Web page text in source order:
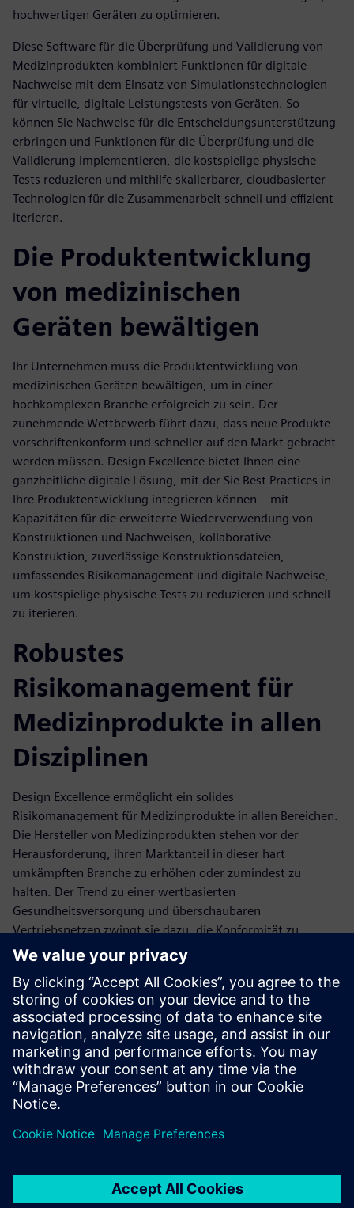
hochwertigen Geräten zu optimieren.
Diese Software für die Überprüfung und Validierung von
Medizinprodukten kombiniert Funktionen für digitale
Nachweise mit dem Einsatz von Simulationstechnologien
für virtuelle, digitale Leistungstests von Geräten. So
können Sie Nachweise für die Entscheidungsunterstützung
erbringen und Funktionen für die Überprüfung und die
Validierung implementieren, die kostspielige physische
Tests reduzieren und mithilfe skalierbarer, cloudbasierter
Technologien für die Zusammenarbeit schnell und effizient
iterieren.
Die Produktentwicklung
von medizinischen
Geräten bewältigen
Ihr Unternehmen muss die Produktentwicklung von
medizinischen Geräten bewältigen, um in einer
hochkomplexen Branche erfolgreich zu sein. Der
zunehmende Wettbewerb führt dazu, dass neue Produkte
vorschriftenkonform und schneller auf den Markt gebracht
werden müssen. Design Excellence bietet Ihnen eine
ganzheitliche digitale Lösung, mit der Sie Best Practices in
Ihre Produktentwicklung integrieren können – mit
Kapazitäten für die erweiterte Wiederverwendung von
Konstruktionen und Nachweisen, kollaborative
Konstruktion, zuverlässige Konstruktionsdateien,
umfassendes Risikomanagement und digitale Nachweise,
um kostspielige physische Tests zu reduzieren und schnell
zu iterieren.
Robustes
Risikomanagement für
Medizinprodukte in allen
Disziplinen
Design Excellence ermöglicht ein solides
Risikomanagement für Medizinprodukte in allen Bereichen.
Die Hersteller von Medizinprodukten stehen vor der
Herausforderung, ihren Marktanteil in dieser hart
umkämpften Branche zu erhöhen oder zumindest zu
halten. Der Trend zu einer wertbasierten
Gesundheitsversorgung und überschaubaren
Vertriebsnetzen zwingt sie dazu, die Konformität zu
gewährleisten und gleichzeitig die Markteinführungszeit zu
beschleunigen und die Kosten zu senken. In dieser
Situation, mit dem Trend zu immer komplexeren
medizinischen Geräten, die einfach zu bedienen, intelligent
und vernetzt sind, ist die Integration des
Risikomanagements in allen Disziplinen Ihres Betriebs von
entscheidender Bedeutung.
Teilen